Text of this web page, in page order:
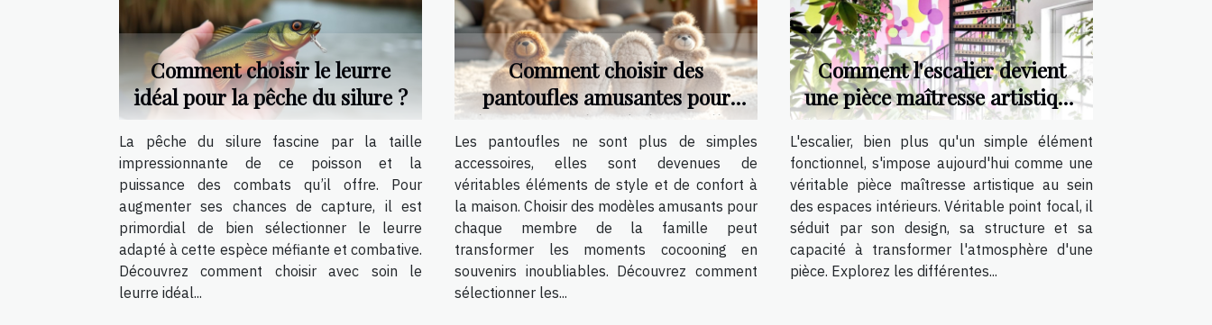
Comment choisir le leurre
idéal pour la pêche du silure ?
La pêche du silure fascine par la taille
impressionnante de ce poisson et la
puissance des combats qu’il offre. Pour
augmenter ses chances de capture, il est
primordial de bien sélectionner le leurre
adapté à cette espèce méfiante et combative.
Découvrez comment choisir avec soin le
leurre idéal...
Comment choisir des
pantoufles amusantes pour
chaque membre de la famille ?
Les pantoufles ne sont plus de simples
accessoires, elles sont devenues de
véritables éléments de style et de confort à
la maison. Choisir des modèles amusants pour
chaque membre de la famille peut
transformer les moments cocooning en
souvenirs inoubliables. Découvrez comment
sélectionner les...
Comment l'escalier devient
une pièce maîtresse artistique
?
L'escalier, bien plus qu'un simple élément
fonctionnel, s'impose aujourd'hui comme une
véritable pièce maîtresse artistique au sein
des espaces intérieurs. Véritable point focal, il
séduit par son design, sa structure et sa
capacité à transformer l'atmosphère d'une
pièce. Explorez les différentes...